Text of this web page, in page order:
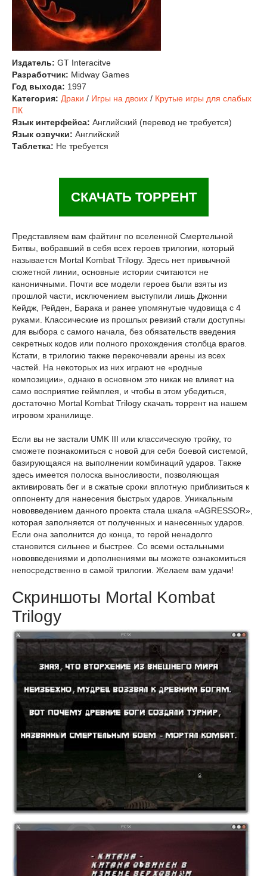
Издатель: GT Interacitve
Разработчик: Midway Games
Год выхода: 1997
Категория: Драки / Игры на двоих / Крутые игры для слабых
ПК
Язык интерфейса: Английский (перевод не требуется)
Язык озвучки: Английский
Таблетка: Не требуется
СКАЧАТЬ ТОРРЕНТ
Представляем вам файтинг по вселенной Смертельной
Битвы, вобравший в себя всех героев трилогии, который
называется Mortal Kombat Trilogy. Здесь нет привычной
сюжетной линии, основные истории считаются не
каноничными. Почти все модели героев были взяты из
прошлой части, исключением выступили лишь Джонни
Кейдж, Рейден, Барака и ранее упомянутые чудовища с 4
руками. Классические из прошлых ревизий стали доступны
для выбора с самого начала, без обязательств введения
секретных кодов или полного прохождения столбца врагов.
Кстати, в трилогию также перекочевали арены из всех
частей. На некоторых из них играют не «родные
композиции», однако в основном это никак не влияет на
само восприятие геймплея, и чтобы в этом убедиться,
достаточно Mortal Kombat Trilogy скачать торрент на нашем
игровом хранилище.
Если вы не застали UMK III или классическую тройку, то
сможете познакомиться с новой для себя боевой системой,
базирующаяся на выполнении комбинаций ударов. Также
здесь имеется полоска выносливости, позволяющая
активировать бег и в сжатые сроки вплотную приблизиться к
оппоненту для нанесения быстрых ударов. Уникальным
нововведением данного проекта стала шкала «AGRESSOR»,
которая заполняется от полученных и нанесенных ударов.
Если она заполнится до конца, то герой ненадолго
становится сильнее и быстрее. Со всеми остальными
нововведениями и дополнениями вы можете ознакомиться
непосредственно в самой трилогии. Желаем вам удачи!
Скриншоты Mortal Kombat
Trilogy